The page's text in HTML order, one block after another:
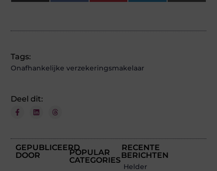
(Twitter)
Tags:
Onafhankelijke verzekeringsmakelaar
Deel dit:
GEPUBLICEERD
DOOR
POPULAR
CATEGORIES
RECENTE
BERICHTEN
Helder